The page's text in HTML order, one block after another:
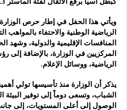
ويأتي هذا الحفل في إطار حرص
الرياضية الوطنية والاحتفاء
المنافسات الإقليمية والدولية،
المركزيين في الوزارة، بالإضافة إلى
الرياضية، ووسائل الإعلام.
يذكر أن الوزارة منذ تأسيسها تولي
الشباب، وتسعى دوماً إلى توفير البيئة
الوصول إلى أعلى المستويات، إلى